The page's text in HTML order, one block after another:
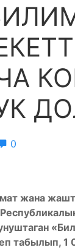
0
жана
табылып, 1